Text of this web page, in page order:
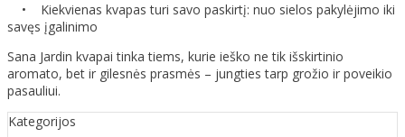
• Kiekvienas kvapas turi savo paskirtį: nuo sielos pakylėjimo iki
savęs įgalinimo
Sana Jardin kvapai tinka tiems, kurie ieško ne tik išskirtinio
aromato, bet ir gilesnės prasmės – jungties tarp grožio ir poveikio
pasauliui.
Kategorijos